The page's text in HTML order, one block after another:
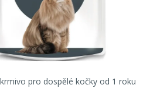
pro dospělé kočky od 1 roku